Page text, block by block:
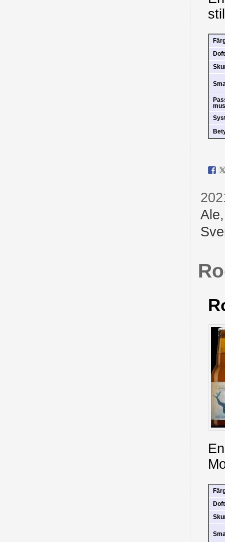
Doft
Doft